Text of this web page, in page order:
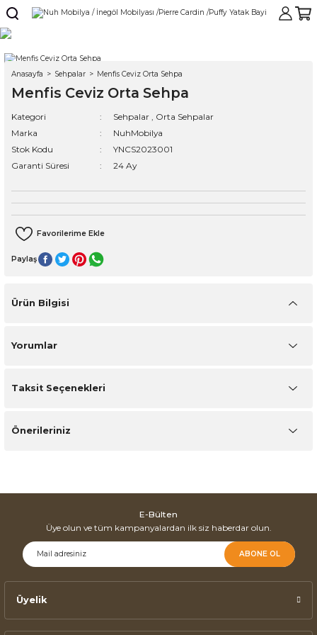
Anasayfa Sehpalar Menfis Ceviz Orta Sehpa
Menfis Ceviz Orta Sehpa
Kategori Sehpalar
Orta Sehpalar
Marka
NuhMobilya
Stok Kodu
YNCS2023001
Garanti Süresi
24 Ay
Paylaş
Ürün Bilgisi
Yorumlar
Taksit Seçenekleri
Önerileriniz
E-Bülten
Üye olun ve tüm kampanyalardan ilk siz haberdar olun.
ABONE OL
Üyelik